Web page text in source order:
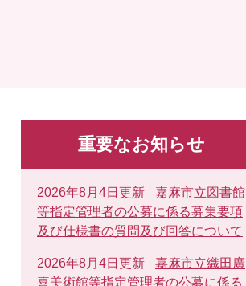
重要なお知らせ
2026年8月4日更新
嘉麻市立図書館
等指定管理者の公募に係る募集要項
及び仕様書の質問及び回答について
2026年8月4日更新
嘉麻市立織田廣
喜美術館等指定管理者の公募に係る